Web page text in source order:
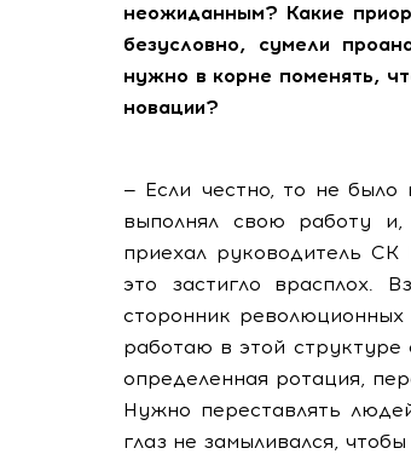
неожиданным? Какие
безусловно, сумели
нужно в корне поменять,
новации?
— Если честно, то не
выполнял свою работу
приехал руководитель
это застигло врасплох.
сторонник революционных
работаю в этой
определенная ротация,
Нужно переставлять
глаз не замыливался,